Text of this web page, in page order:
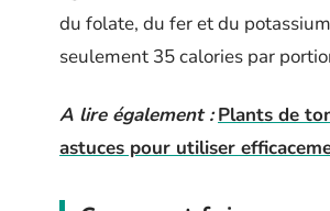
du folate, du fer et du
seulement 35 calories par
A lire également : Plants de
astuces pour utiliser